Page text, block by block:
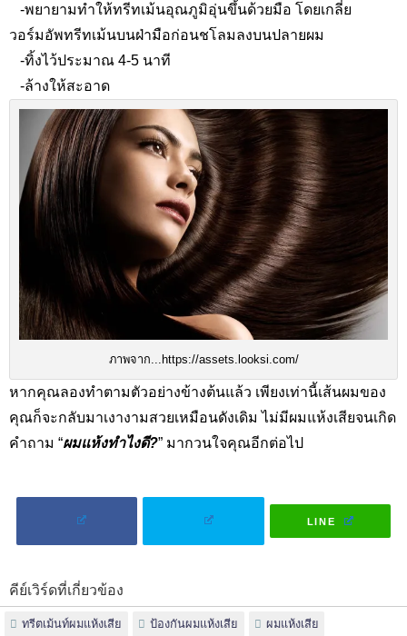
-พยายามทำให้ทรีทเม้นอุณภูมิอุ่นขึ้นด้วยมือ โดยเกลี่ย
วอร์มอัพทรีทเม้นบนฝ่ามือก่อนชโลมลงบนปลายผม
-ทิ้งไว้ประมาณ 4-5 นาที
-ล้างให้สะอาด
ภาพจาก...https://assets.looksi.com/
หากคุณลองทำตามตัวอย่างข้างต้นแล้ว เพียงเท่านี้เส้นผมของ
คุณก็จะกลับมาเงางามสวยเหมือนดังเดิม ไม่มีผมแห้งเสียจนเกิด
คำถาม “ผมแห้งทำไงดี?” มากวนใจคุณอีกต่อไป
LINE
คีย์เวิร์ดที่เกี่ยวข้อง
ทรีตเม้นท์ผมแห้งเสีย ป้องกันผมแห้งเสีย ผมแห้งเสีย